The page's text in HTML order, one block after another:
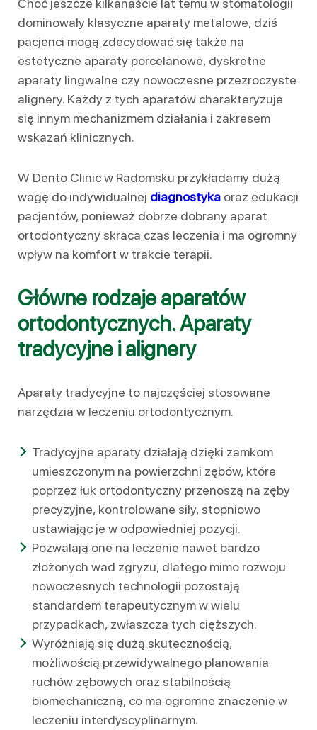
Choć jeszcze kilkanaście lat temu w stomatologii
dominowały klasyczne aparaty metalowe, dziś
pacjenci mogą zdecydować się także na
estetyczne aparaty porcelanowe, dyskretne
aparaty lingwalne czy nowoczesne przezroczyste
alignery. Każdy z tych aparatów charakteryzuje
się innym mechanizmem działania i zakresem
wskazań klinicznych.
W Dento Clinic w Radomsku przykładamy dużą
wagę do indywidualnej diagnostyka oraz edukacji
pacjentów, ponieważ dobrze dobrany aparat
ortodontyczny skraca czas leczenia i ma ogromny
wpływ na komfort w trakcie terapii.
Główne rodzaje aparatów
ortodontycznych. Aparaty
tradycyjne i alignery
Aparaty tradycyjne to najczęściej stosowane
narzędzia w leczeniu ortodontycznym.
Tradycyjne aparaty działają dzięki zamkom
umieszczonym na powierzchni zębów, które
poprzez łuk ortodontyczny przenoszą na zęby
precyzyjne, kontrolowane siły, stopniowo
ustawiając je w odpowiedniej pozycji.
Pozwalają one na leczenie nawet bardzo
złożonych wad zgryzu, dlatego mimo rozwoju
nowoczesnych technologii pozostają
standardem terapeutycznym w wielu
przypadkach, zwłaszcza tych cięższych.
Wyróżniają się dużą skutecznością,
możliwością przewidywalnego planowania
ruchów zębowych oraz stabilnością
biomechaniczną, co ma ogromne znaczenie w
leczeniu interdyscyplinarnym.